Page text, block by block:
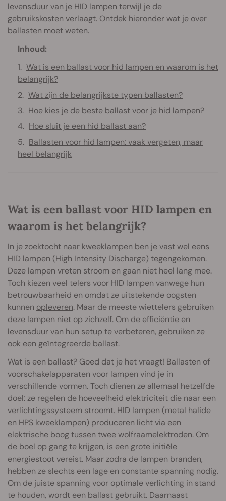
levensduur van je HID lampen terwijl je de
gebruikskosten verlaagt. Ontdek hieronder wat je over
ballasten moet weten.
Inhoud:
Wat is een ballast voor hid lampen en waarom is het
belangrijk?
Wat zijn de belangrijkste typen ballasten?
Hoe kies je de beste ballast voor je hid lampen?
Hoe sluit je een hid ballast aan?
Ballasten voor hid lampen: vaak vergeten, maar
heel belangrijk
Wat is een ballast voor HID lampen en
waarom is het belangrijk?
In je zoektocht naar kweeklampen ben je vast wel eens
HID lampen (High Intensity Discharge) tegengekomen.
Deze lampen vreten stroom en gaan niet heel lang mee.
Toch kiezen veel telers voor HID lampen vanwege hun
betrouwbaarheid en omdat ze uitstekende oogsten
kunnen opleveren. Maar de meeste wiettelers gebruiken
deze lampen niet op zichzelf. Om de efficiëntie en
levensduur van hun setup te verbeteren, gebruiken ze
ook een geïntegreerde ballast.
Wat is een ballast? Goed dat je het vraagt! Ballasten of
voorschakelapparaten voor lampen vind je in
verschillende vormen. Toch dienen ze allemaal hetzelfde
doel: ze regelen de hoeveelheid elektriciteit die naar een
verlichtingssysteem stroomt. HID lampen (metal halide
en HPS kweeklampen) produceren licht via een
elektrische boog tussen twee wolfraamelektroden. Om
de boel op gang te krijgen, is een grote initiële
energiestoot vereist. Maar zodra de lampen branden,
hebben ze slechts een lage en constante spanning nodig.
Om de juiste spanning voor optimale verlichting in stand
te houden, wordt een ballast gebruikt. Daarnaast